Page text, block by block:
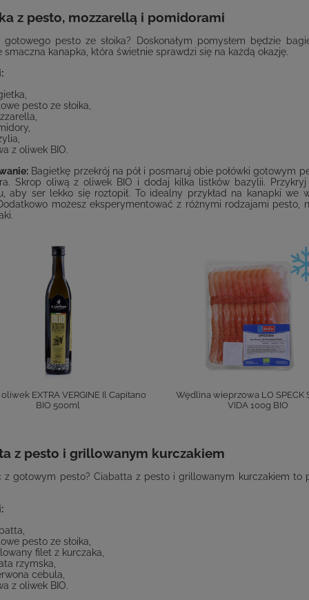
z pesto, mozzarellą i pomidorami
gotowego pesto ze słoika? Doskonałym pomysłem będzie
smaczna kanapka, która świetnie sprawdzi się na każdą okazję.
pesto ze słoika,
z oliwek BIO.
Bagietkę przekrój na pół i posmaruj obie połówki gotowym
Skrop oliwą z oliwek BIO i dodaj kilka listków bazylii.
aby ser lekko się roztopił. To idealny przykład na kanapki
możesz eksperymentować z różnymi rodzajami
EXTRA VERGINE Il Capitano
BIO 500ml
Wędlina wieprzowa LO SPECK
VIDA 100g BIO
z pesto i grillowanym kurczakiem
z gotowym pesto? Ciabatta z pesto i grillowanym kurczakiem to
pesto ze słoika,
filet z kurczaka,
rzymska,
cebula,
z oliwek BIO.